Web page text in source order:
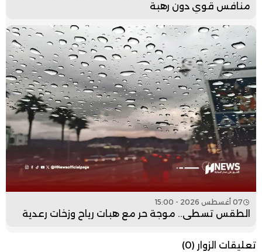
منافس قوي دون رهبة
07 أغسطس 2026 - 15:00
الطقس تسطى.. موجة حر مع هبات رياح وزخات رعدية
تعليقات الزوار (0)